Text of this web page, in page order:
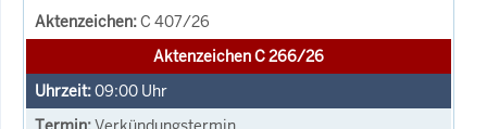
C 407/26
Aktenzeichen C 266/26
09:00 Uhr